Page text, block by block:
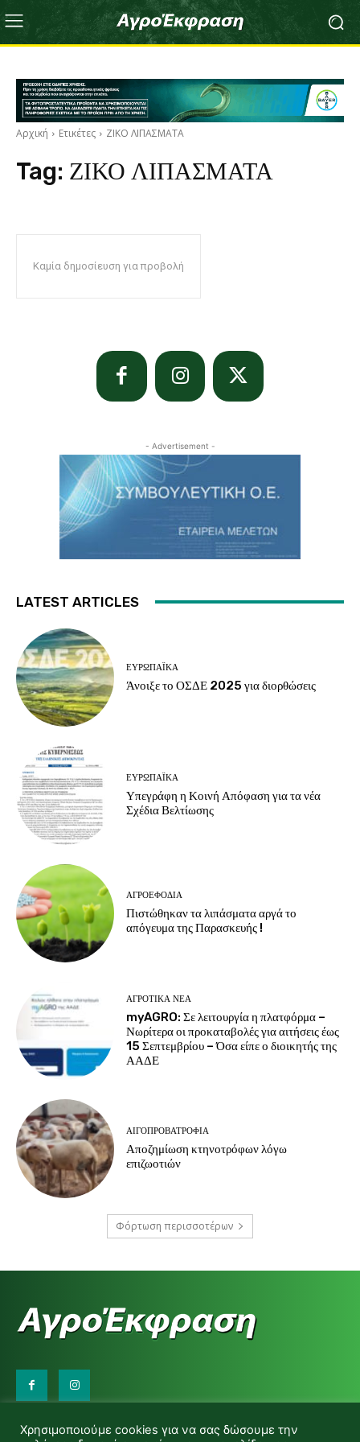
Αρχική Ετικέτες ΖΙΚΟ ΛΙΠΑΣΜΑΤΑ
Tag: ΖΙΚΟ ΛΙΠΑΣΜΑΤΑ
Καμία δημοσίευση για προβολή
- Advertisement -
LATEST ARTICLES
ΕΥΡΩΠΑΪΚΆ
Άνοιξε το ΟΣΔΕ 2025 για διορθώσεις
ΕΥΡΩΠΑΪΚΆ
Υπεγράφη η Κοινή Απόφαση για τα νέα
Σχέδια Βελτίωσης
ΑΓΡΟΕΦΌΔΙΑ
Πιστώθηκαν τα λιπάσματα αργά το
απόγευμα της Παρασκευής !
ΑΓΡΟΤΙΚΆ ΝΈΑ
myAGRO: Σε λειτουργία η πλατφόρμα –
Νωρίτερα οι προκαταβολές για αιτήσεις έως
15 Σεπτεμβρίου – Όσα είπε ο διοικητής της
ΑΑΔΕ
ΑΙΓΟΠΡΟΒΑΤΡΟΦΊΑ
Αποζημίωση κτηνοτρόφων λόγω
επιζωοτιών
Φόρτωση περισσοτέρων
d.makas@yahoo.gr
Χρησιμοποιούμε cookies για να σας δώσουμε την